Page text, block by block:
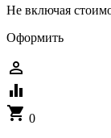
Не включая
Оформить
person_outline
equalizer
shopping_cart 0